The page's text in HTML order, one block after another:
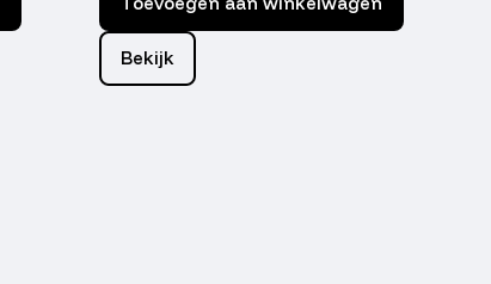
Bekijk